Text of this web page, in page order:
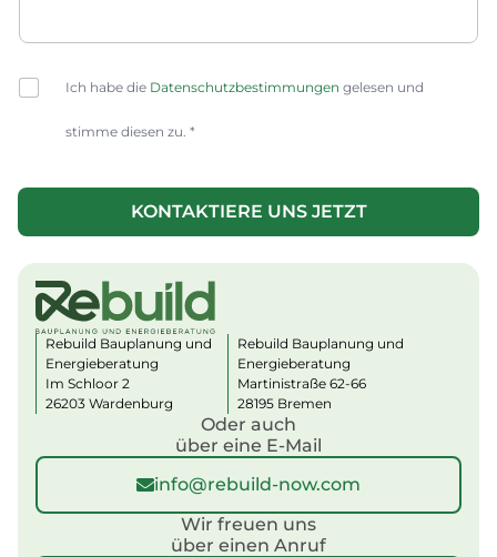
h
s
*
Ich habe die Datenschutzbestimmungen gelesen und
stimme diesen zu. *
M
d
u
a
e
KONTAKTIERE UNS JETZT
Rebuild Bauplanung und
Energieberatung
Im Schloor 2
26203 Wardenburg
Rebuild Bauplanung und
Energieberatung
Martinistraße 62-66
28195 Bremen
Wir freuen uns
über einen Anruf
Oder auch
über eine E-Mail
info@rebuild-now.com